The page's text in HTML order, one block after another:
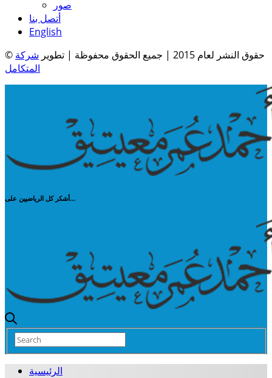
صور
أتصل بنا
English
© حقوق النشر لعام 2015 | جميع الحقوق محفوظة | تطوير
شركة
المتكامل
أشكر كل الرياضيين على...
الرئيسية